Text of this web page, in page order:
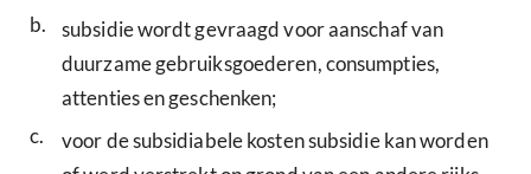
b.
subsidie wordt gevraagd voor aanschaf van
duurzame gebruiksgoederen, consumpties,
attenties en geschenken;
c.
voor de subsidiabele kosten subsidie kan worden